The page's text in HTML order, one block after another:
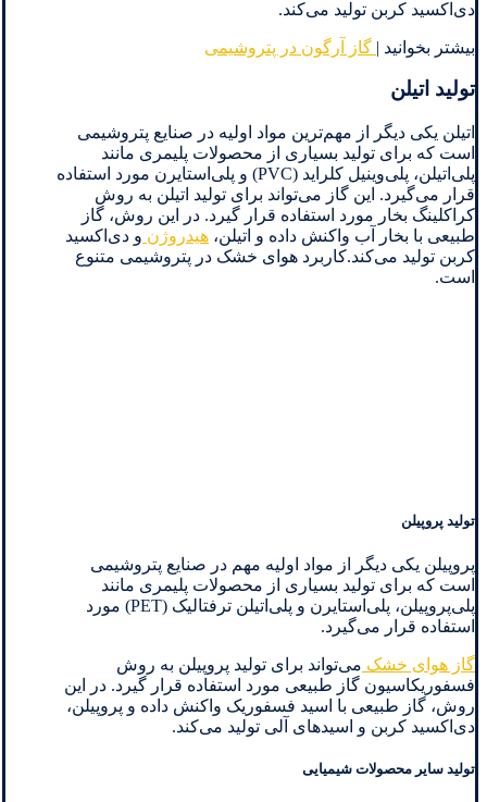
دی‌اکسید کربن تولید می‌کند.
بیشتر بخوانید | گاز آرگون در پتروشیمی
تولید اتیلن
اتیلن یکی دیگر از مهم‌ترین مواد اولیه در صنایع پتروشیمی
است که برای تولید بسیاری از محصولات پلیمری مانند
پلی‌اتیلن، پلی‌وینیل کلراید (PVC) و پلی‌استایرن مورد استفاده
قرار می‌گیرد. این گاز می‌تواند برای تولید اتیلن به روش
کراکلینگ بخار مورد استفاده قرار گیرد. در این روش، گاز
طبیعی با بخار آب واکنش داده و اتیلن، هیدروژن و دی‌اکسید
کربن تولید می‌کند.کاربرد هوای خشک در پتروشیمی متنوع
است.
تولید پروپیلن
پروپیلن یکی دیگر از مواد اولیه مهم در صنایع پتروشیمی
است که برای تولید بسیاری از محصولات پلیمری مانند
پلی‌پروپیلن، پلی‌استایرن و پلی‌اتیلن ترفتالیک (PET) مورد
استفاده قرار می‌گیرد.
گاز هوای خشک می‌تواند برای تولید پروپیلن به روش
فسفوریکاسیون گاز طبیعی مورد استفاده قرار گیرد. در این
روش، گاز طبیعی با اسید فسفوریک واکنش داده و پروپیلن،
دی‌اکسید کربن و اسیدهای آلی تولید می‌کند.
تولید سایر محصولات شیمیایی